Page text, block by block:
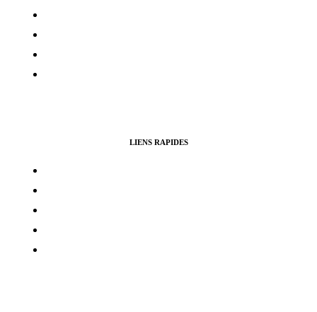
LIENS RAPIDES